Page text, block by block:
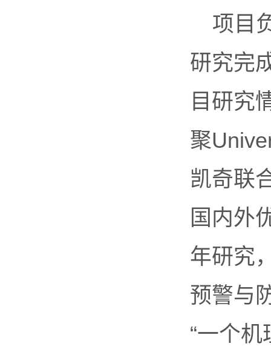
项目
研究完
目研究
聚
凯奇联
国内外
年研究
预警与
“一个